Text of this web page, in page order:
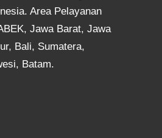
Area Pelayanan
Jawa Barat, Jawa
Bali, Sumatera,
Batam.